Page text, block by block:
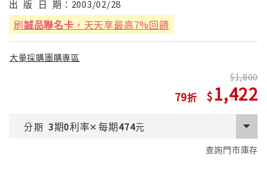
出 版 日 期： 2003/02/28
刷誠品聯名卡 ，天天享最高7%回饋
大量採購團購專區
79
1,800
1,422
分期 3期0利率✕每期474元
查詢門市庫存